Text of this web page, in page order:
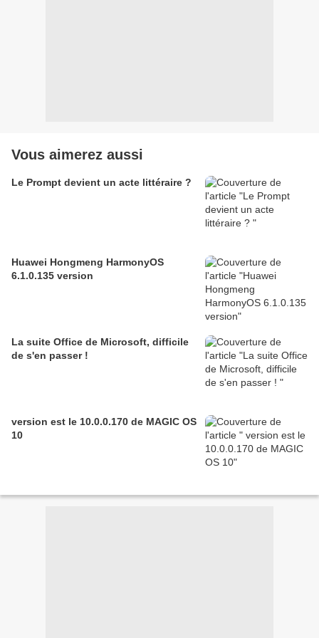
Vous aimerez aussi
Le Prompt devient un acte littéraire ?
Huawei Hongmeng HarmonyOS
6.1.0.135 version
La suite Office de Microsoft, difficile
de s'en passer !
version est le 10.0.0.170 de MAGIC OS
10